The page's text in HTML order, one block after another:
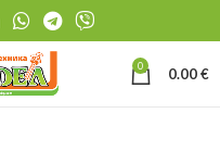
0 0.00€